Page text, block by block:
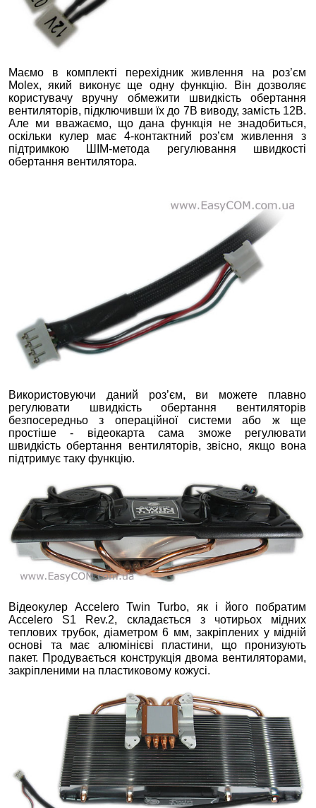
Маємо в комплекті перехідник живлення на роз’єм
Molex, який виконує ще одну функцію. Він дозволяє
користувачу вручну обмежити швидкість обертання
вентиляторів, підключивши їх до 7В виводу, замість 12В.
Але ми вважаємо, що дана функція не знадобиться,
оскільки кулер має 4-контактний роз’єм живлення з
підтримкою ШІМ-метода регулювання швидкості
обертання вентилятора.
Використовуючи даний роз’єм, ви можете плавно
регулювати швидкість обертання вентиляторів
безпосередньо з операційної системи або ж ще
простіше - відеокарта сама зможе регулювати
швидкість обертання вентиляторів, звісно, якщо вона
підтримує таку функцію.
Відеокулер Accelero Twin Turbo, як і його побратим
Accelero S1 Rev.2, складається з чотирьох мідних
теплових трубок, діаметром 6 мм, закріплених у мідній
основі та має алюмінієві пластини, що пронизують
пакет. Продувається конструкція двома вентиляторами,
закріпленими на пластиковому кожусі.